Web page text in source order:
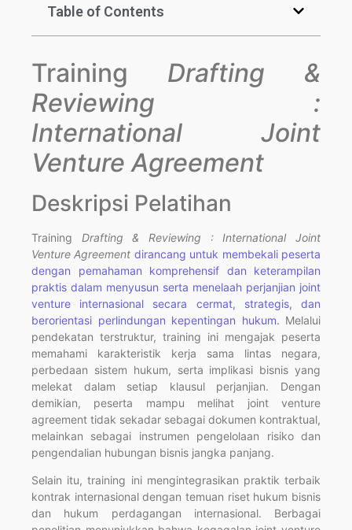
Table of Contents
Training Drafting &
Reviewing :
International Joint
Venture Agreement
Deskripsi Pelatihan
Training Drafting & Reviewing : International Joint
Venture Agreement dirancang untuk membekali peserta
dengan pemahaman komprehensif dan keterampilan
praktis dalam menyusun serta menelaah perjanjian joint
venture internasional secara cermat, strategis, dan
berorientasi perlindungan kepentingan hukum. Melalui
pendekatan terstruktur, training ini mengajak peserta
memahami karakteristik kerja sama lintas negara,
perbedaan sistem hukum, serta implikasi bisnis yang
melekat dalam setiap klausul perjanjian. Dengan
demikian, peserta mampu melihat joint venture
agreement tidak sekadar sebagai dokumen kontraktual,
melainkan sebagai instrumen pengelolaan risiko dan
pengendalian hubungan bisnis jangka panjang.
Selain itu, training ini mengintegrasikan praktik terbaik
kontrak internasional dengan temuan riset hukum bisnis
dan hukum perdagangan internasional. Berbagai